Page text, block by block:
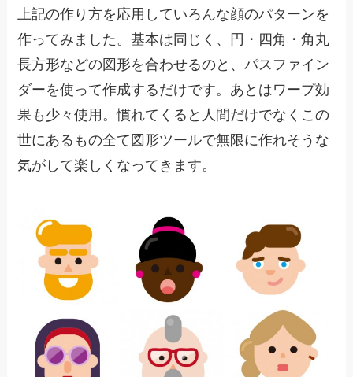
上記の作り方を応用していろんな顔のパターンを
作ってみました。基本は同じく、円・四角・角丸
長方形などの図形を合わせるのと、パスファイン
ダーを使って作成するだけです。あとはワープ効
果も少々使用。慣れてくると人間だけでなくこの
世にあるもの全て図形ツールで無限に作れそうな
気がして楽しくなってきます。